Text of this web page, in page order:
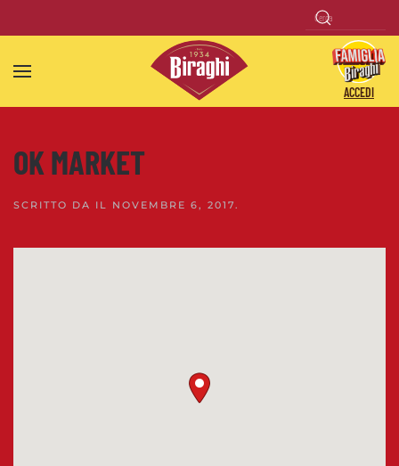
Skip to main content
ACCEDI
OK MARKET
SCRITTO DA IL NOVEMBRE 6, 2017.